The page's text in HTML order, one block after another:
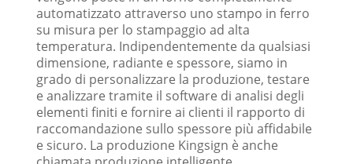
automatizzato attraverso uno stampo in ferro
su misura per lo stampaggio ad alta
temperatura. Indipendentemente da qualsiasi
dimensione, radiante e spessore, siamo in
grado di personalizzare la produzione, testare
e analizzare tramite il software di analisi degli
elementi finiti e fornire ai clienti il ​​rapporto di
raccomandazione sullo spessore più affidabile
e sicuro. La produzione Kingsign è anche